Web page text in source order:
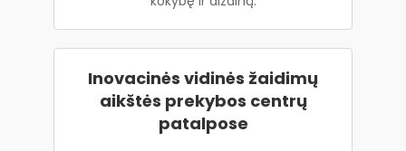
Inovacinės vidinės žaidimų
aikštės prekybos centrų
patalpose